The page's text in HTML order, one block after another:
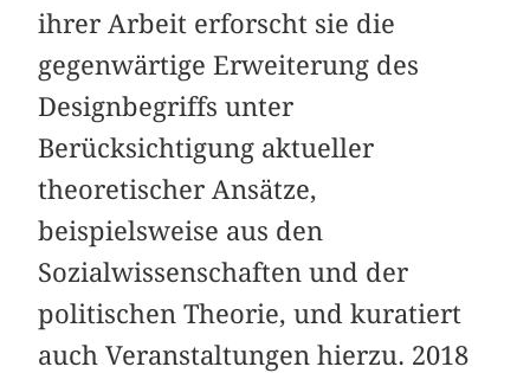
ihrer Arbeit erforscht sie die
gegenwärtige Erweiterung des
Designbegriffs unter
Berücksichtigung aktueller
theoretischer Ansätze,
beispielsweise aus den
Sozialwissenschaften und der
politischen Theorie, und kuratiert
auch Veranstaltungen hierzu. 2018